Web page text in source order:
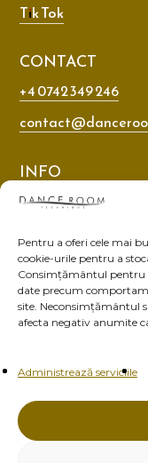
Pentru a oferi cele mai
cookie-urile pentru a
Consimțământul pentru
date precum
site. Neconsimțământul
afecta negativ anumite
Administrează serviciile
Tik Tok
CONTACT
+4 0742 349 246
INFO
Nutritie
Despre noi
Blog
Contact